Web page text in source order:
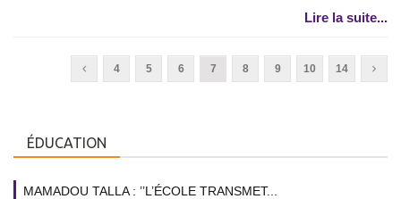
Lire la suite...
4 5 6 7 8 9 10 14
ÉDUCATION
MAMADOU TALLA : ’’L’ÉCOLE TRANSMET...